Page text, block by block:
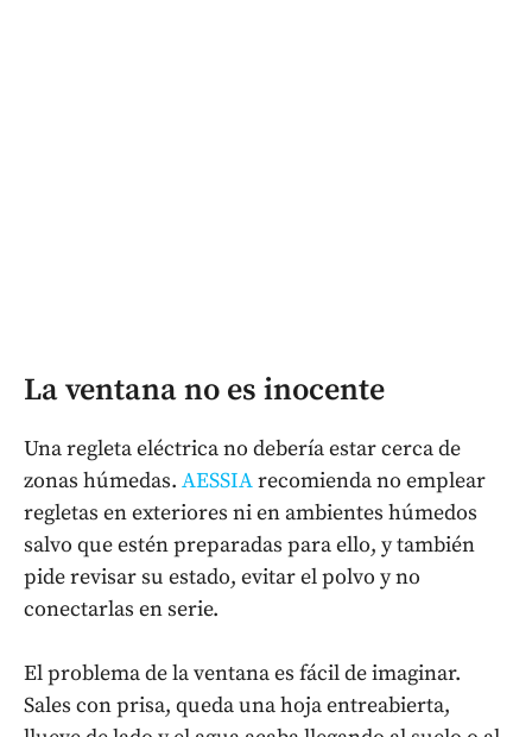
La ventana no es inocente
Una regleta eléctrica no debería estar cerca de
zonas húmedas. AESSIArecomienda no emplear
regletas en exteriores ni en ambientes húmedos
salvo que estén preparadas para ello, y también
pide revisar su estado, evitar el polvo y no
conectarlas en serie.
El problema de la ventana es fácil de imaginar.
Sales con prisa, queda una hoja entreabierta,